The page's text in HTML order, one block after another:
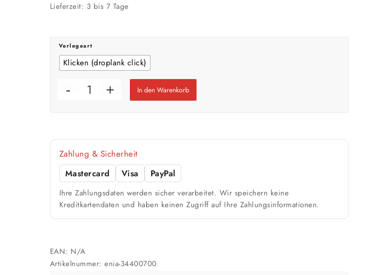
Lieferzeit: 3 bis 7 Tage
Verlegeart
Klicken (droplank click)
In den Warenkorb
Zahlung & Sicherheit
Mastercard
Visa PayPal
Ihre Zahlungsdaten werden sicher verarbeitet. Wir speichern keine
Kreditkartendaten und haben keinen Zugriff auf Ihre Zahlungsinformationen.
EAN: N/A
Artikelnummer:enia-34400700